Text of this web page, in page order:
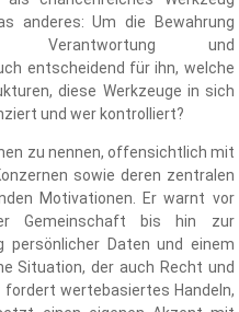
anderes: Um die Bewahrung
Verantwortung und
entscheidend für ihn, welche
diese Werkzeuge in sich
und wer kontrolliert?
zu nennen, offensichtlich mit
sowie deren zentralen
Motivationen. Er warnt vor
Gemeinschaft bis hin zur
persönlicher Daten und einem
Situation, der auch Recht und
fordert wertebasiertes Handeln,